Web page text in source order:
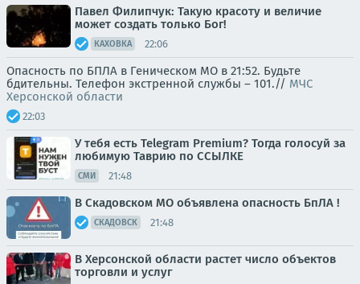
Павел Филипчук: Такую красоту и величие
может создать только Бог!
КАХОВКА 22:06
Опасность по БПЛА в Геническом МО в 21:52. Будьте
бдительны. Телефон экстренной службы – 101.// МЧС
Херсонской области
22:03
У тебя есть Telegram Premium? Тогда голосуй за
любимую Таврию по ССЫЛКЕ
СМИ 21:48
В Скадовском МО объявлена опасность БпЛА !
СКАДОВСК 21:48
В Херсонской области растет число объектов
торговли и услуг